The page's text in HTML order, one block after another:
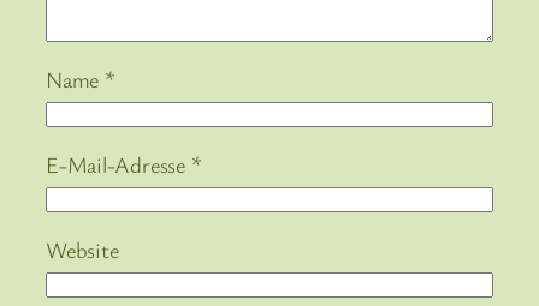
Name *
E-Mail-Adresse *
Website